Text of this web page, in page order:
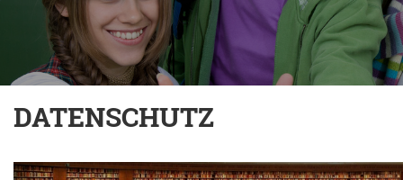
DATENSCHUTZ